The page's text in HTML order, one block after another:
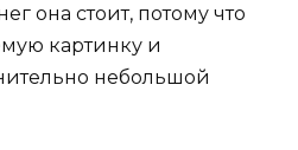
она стоит, потому что
картинку и
небольшой